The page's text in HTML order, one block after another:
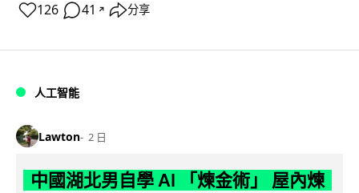
126 41 ↗ 分享
人工智能
Lawton 2 日
中國湖北男自學 AI 「煉金術」 屋內煉